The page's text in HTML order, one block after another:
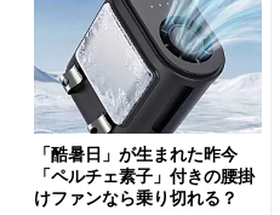
「酷暑日」が生まれた昨今
「ペルチェ素子」付きの腰掛
けファンなら乗り切れる？